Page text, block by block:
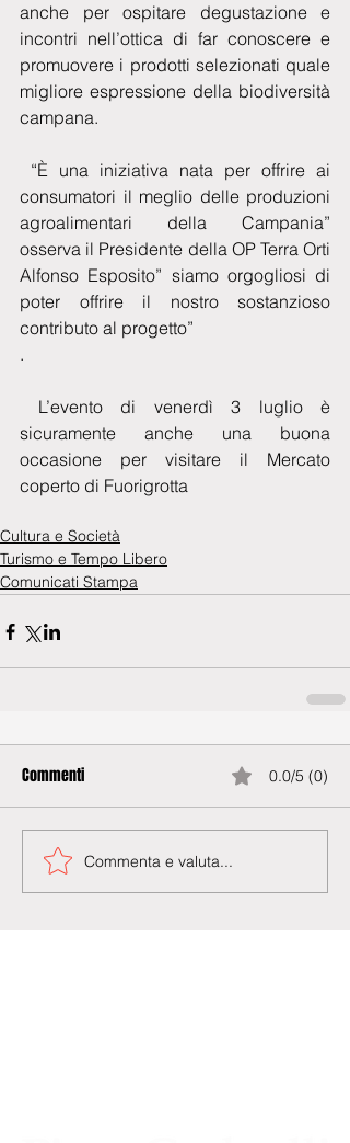
anche per ospitare degustazione e
incontri nell’ottica di far conoscere e
promuovere i prodotti selezionati quale
migliore espressione della biodiversità
campana.
consumatori il meglio delle produzioni
agroalimentari della Campania”
osserva il Presidente della OP Terra Orti
Alfonso Esposito” siamo orgogliosi di
poter offrire il nostro sostanzioso
contributo al progetto”
.
sicuramente anche una buona
occasione per visitare il Mercato
coperto di Fuorigrotta
Cultura e Società
Turismo e Tempo Libero
Comunicati Stampa
Commenti 0.0/5 (0)
Commenta e valuta...